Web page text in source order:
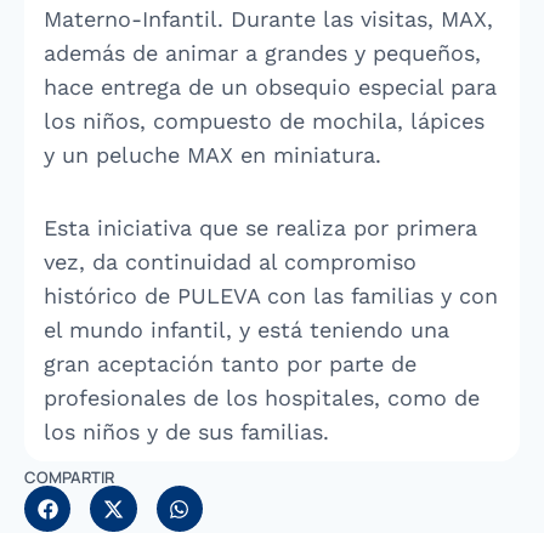
Materno-Infantil. Durante las visitas, MAX,
además de animar a grandes y pequeños,
hace entrega de un obsequio especial para
los niños, compuesto de mochila, lápices
y un peluche MAX en miniatura.
Esta iniciativa que se realiza por primera
vez, da continuidad al compromiso
histórico de PULEVA con las familias y con
el mundo infantil, y está teniendo una
gran aceptación tanto por parte de
profesionales de los hospitales, como de
los niños y de sus familias.
COMPARTIR